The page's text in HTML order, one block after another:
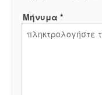
Μήνυμα *